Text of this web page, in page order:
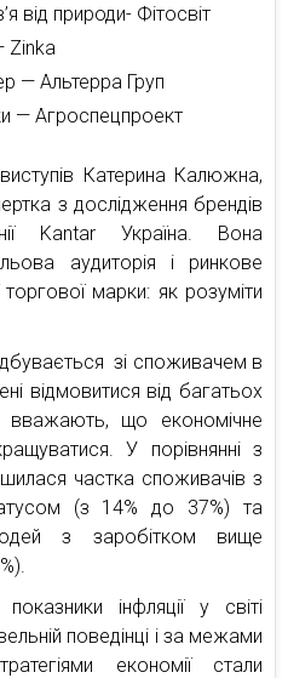
від природи- Фітосвіт
Zinka
— Альтерра Груп
— Агроспецпроект
Катерина Калюжна,
з дослідження брендів
Kantar Україна. Вона
аудиторія і ринкове
марки: як розуміти
зі споживачем в
відмовитися від багатьох
вважають, що економічне
У порівнянні з
частка споживачів з
(з 14% до 37%) та
з заробітком вище
інфляції у світі
поведінці і за межами
економії стали